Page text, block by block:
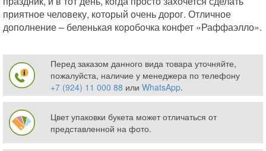
приятное человеку, который очень дорог. Отличное
дополнение – беленькая коробочка конфет «Раффаэлло».
Перед заказом данного вида товара уточняйте,
пожалуйста, наличие у менеджера по телефону
+7 (924) 11 000 88 или WhatsApp.
Цвет упаковки букета может отличаться от
представленной на фото.